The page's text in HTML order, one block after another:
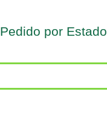
por Estado